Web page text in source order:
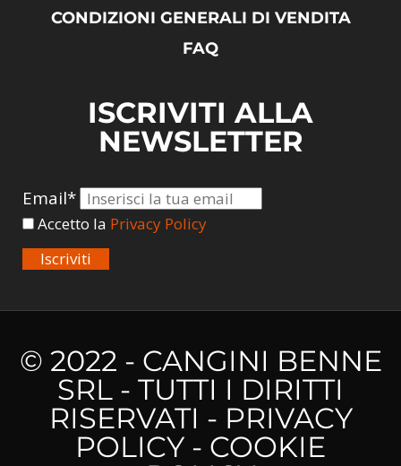
CONDIZIONI GENERALI DI VENDITA
FAQ
ISCRIVITI ALLA
NEWSLETTER
Email*
Accetto la Privacy Policy
Iscriviti
© 2022 - CANGINI BENNE
SRL - TUTTI I DIRITTI
RISERVATI - PRIVACY
POLICY - COOKIE